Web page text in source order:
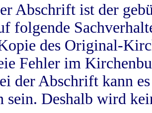
Abschrift ist der
folgende
des Original-
Fehler im
der Abschrift kann
sein. Deshalb wird